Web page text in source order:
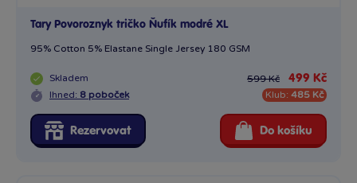
Tary Povoroznyk tričko Ňufík modré XL
95% Cotton 5% Elastane Single Jersey 180 GSM
Skladem
Ihned: 8 poboček
599 Kč 499 Kč
Klub: 485 Kč
Rezervovat Do košíku